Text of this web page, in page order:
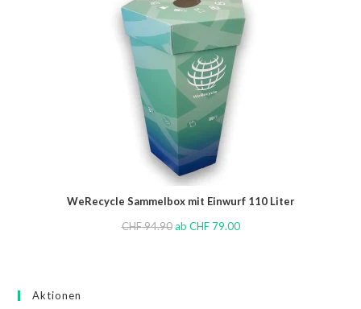
WeRecycle Sammelbox mit Einwurf 110 Liter
CHF94.90 ab CHF79.00
Aktionen